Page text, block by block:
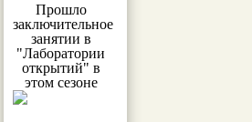
Прошло
заключительное
занятии в
"Лаборатории
открытий" в
этом сезоне